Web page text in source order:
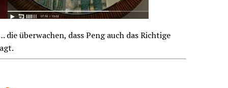
die überwachen, dass Peng auch das Richtige